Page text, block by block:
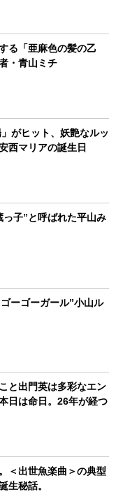
る「亜麻色の髪の乙
・青山ミチ
がヒット、妖艶なルッ
西マリアの誕生日
子”と呼ばれた平山み
ーゴーガール”小山ル
と出門英は多彩なエン
日は命日。26年が経つ
＜出世魚楽曲＞の典型
生秘話。